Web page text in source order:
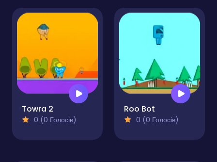
Towra 2
0 (0 Голосів)
Roo Bot
0 (0 Голосів)